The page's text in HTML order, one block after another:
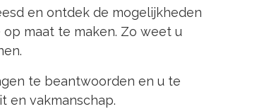
en ontdek de mogelijkheden
maat te maken. Zo weet u
te beantwoorden en u te
en vakmanschap.